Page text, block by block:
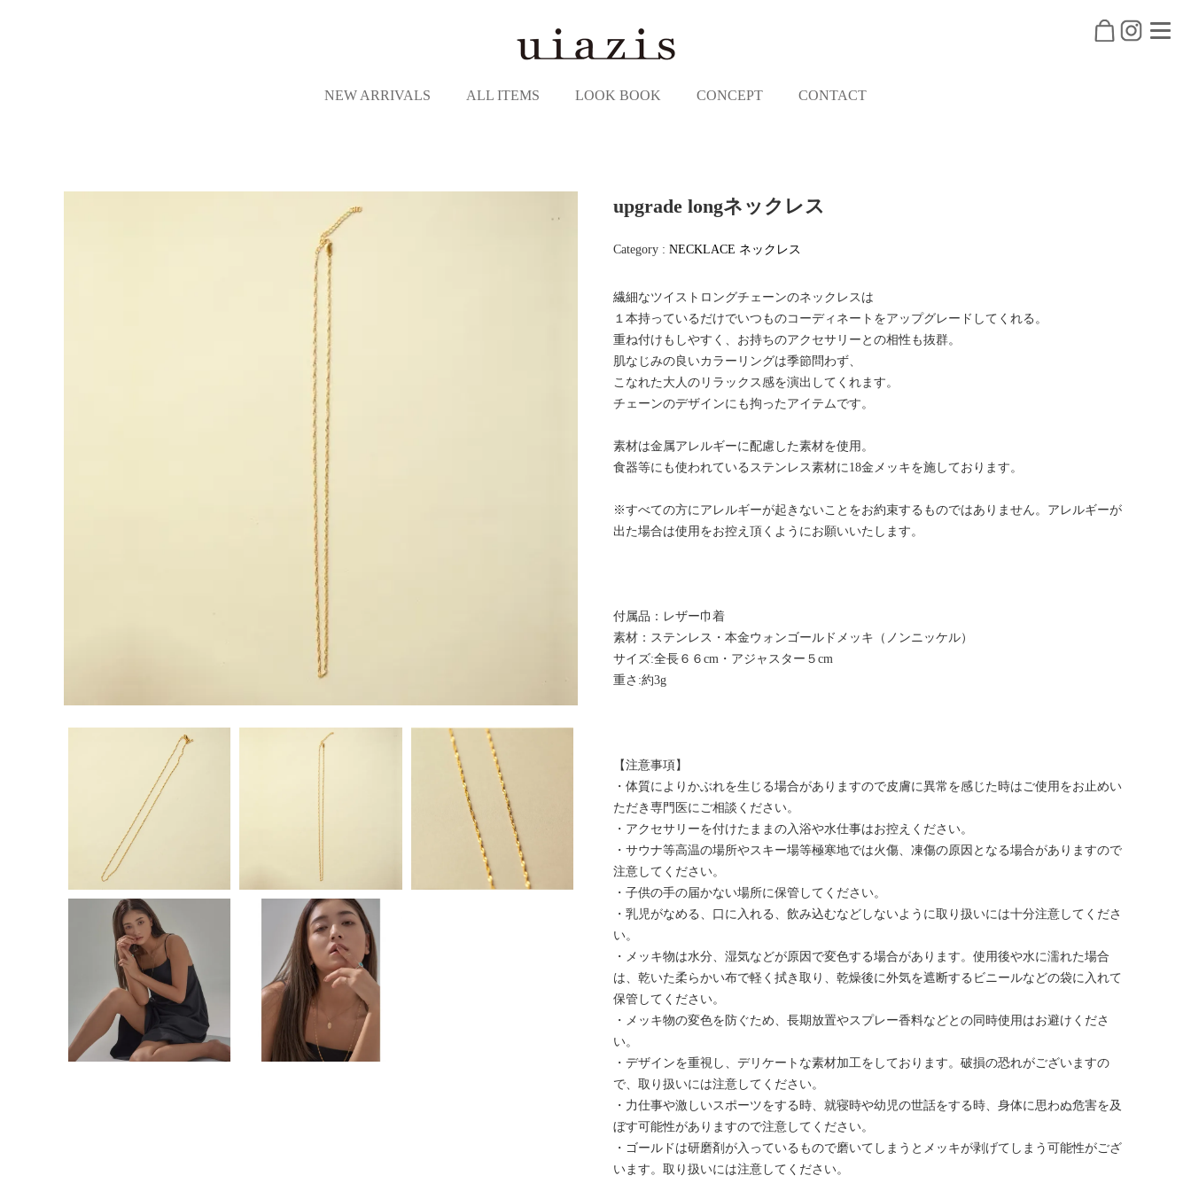
NEW ARRIVALS ALL ITEMS LOOK BOOK CONCEPT CONTACT
upgrade longネックレス
Category : NECKLACE ネックレス
繊細なツイストロングチェーンのネックレスは
１本持っているだけでいつものコーディネートをアップグレードしてくれる。
重ね付けもしやすく、お持ちのアクセサリーとの相性も抜群。
肌なじみの良いカラーリングは季節問わず、
こなれた大人のリラックス感を演出してくれます。
チェーンのデザインにも拘ったアイテムです。
素材は金属アレルギーに配慮した素材を使用。
食器等にも使われているステンレス素材に18金メッキを施しております。
※すべての方にアレルギーが起きないことをお約束するものではありません。アレルギーが
出た場合は使用をお控え頂くようにお願いいたします。
付属品：レザー巾着
素材：ステンレス・本金ウォンゴールドメッキ（ノンニッケル）
サイズ:全長６６cm・アジャスター５cm
重さ:約3g
【注意事項】
・体質によりかぶれを生じる場合がありますので皮膚に異常を感じた時はご使用をお止めい
ただき専門医にご相談ください。
・アクセサリーを付けたままの入浴や水仕事はお控えください。
・サウナ等高温の場所やスキー場等極寒地では火傷、凍傷の原因となる場合がありますので
注意してください。
・子供の手の届かない場所に保管してください。
・乳児がなめる、口に入れる、飲み込むなどしないように取り扱いには十分注意してくださ
い。
・メッキ物は水分、湿気などが原因で変色する場合があります。使用後や水に濡れた場合
は、乾いた柔らかい布で軽く拭き取り、乾燥後に外気を遮断するビニールなどの袋に入れて
保管してください。
・メッキ物の変色を防ぐため、長期放置やスプレー香料などとの同時使用はお避けくださ
い。
・デザインを重視し、デリケートな素材加工をしております。破損の恐れがございますの
で、取り扱いには注意してください。
・力仕事や激しいスポーツをする時、就寝時や幼児の世話をする時、身体に思わぬ危害を及
ぼす可能性がありますので注意してください。
・ゴールドは研磨剤が入っているもので磨いてしまうとメッキが剥げてしまう可能性がござ
います。取り扱いには注意してください。